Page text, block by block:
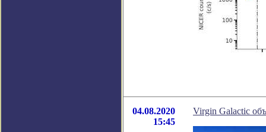
04.08.2020
15:45
Virgin Galactic